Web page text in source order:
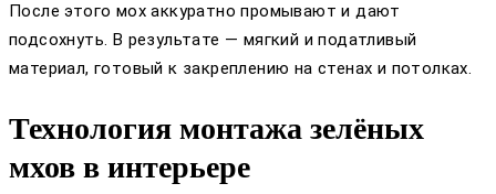
После этого мох аккуратно промывают и дают
подсохнуть. В результате — мягкий и податливый
материал, готовый к закреплению на стенах и потолках.
Технология монтажа зелёных
мхов в интерьере